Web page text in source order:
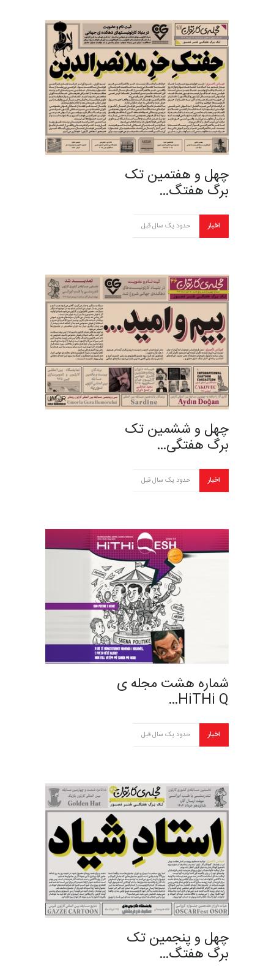
چهل و هفتمین تک
برگ هفتگ…
اخبار حدود یک سال قبل
چهل و ششمین تک
برگ هفتگی…
اخبار حدود یک سال قبل
شماره هشت مجله ی
HiTHi Q…
اخبار حدود یک سال قبل
چهل و پنجمین تک
برگ هفتگ…